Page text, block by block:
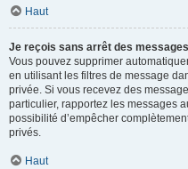
Haut
Je reçois sans arrêt des
Vous pouvez supprimer
en utilisant les filtres de message
privée. Si vous recevez des
particulier, rapportez les messages
possibilité d’empêcher
privés.
Haut